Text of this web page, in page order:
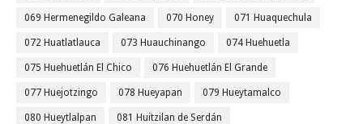
069 Hermenegildo Galeana 070 Honey 071 Huaquechula
072 Huatlatlauca 073 Huauchinango 074 Huehuetla
075 Huehuetlán El Chico 076 Huehuetlán El Grande
077 Huejotzingo 078 Hueyapan 079 Hueytamalco
080 Hueytlalpan 081 Huitzilan de Serdán